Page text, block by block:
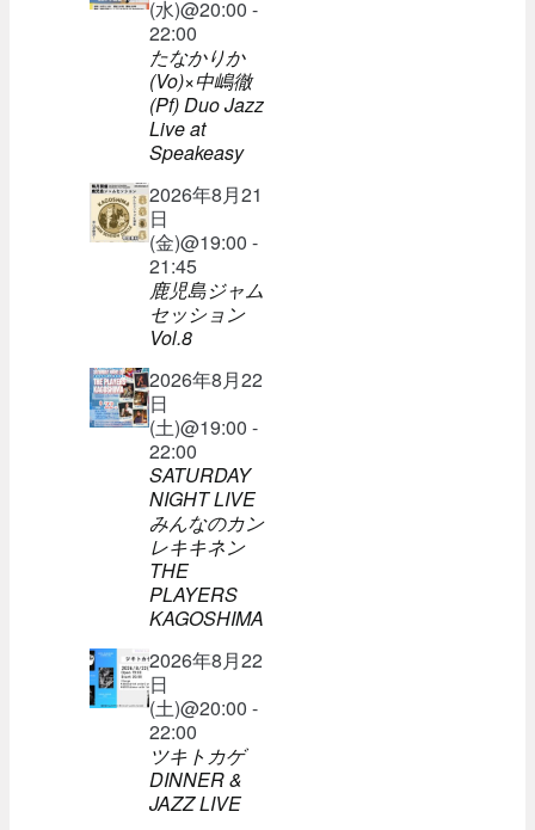
(水)@20:00 -
22:00
たなかりか
(Vo)×中嶋徹
(Pf) Duo Jazz
Live at
Speakeasy
2026年8月21
日
(金)@19:00 -
21:45
鹿児島ジャム
セッション
Vol.8
2026年8月22
日
(土)@19:00 -
22:00
SATURDAY
NIGHT LIVE
みんなのカン
レキキネン
THE
PLAYERS
KAGOSHIMA
2026年8月22
日
(土)@20:00 -
22:00
ツキトカゲ
DINNER &
JAZZ LIVE